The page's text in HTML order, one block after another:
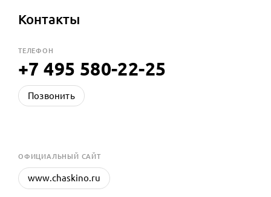
Контакты
ТЕЛЕФОН
+7 495 580-22-25
Позвонить
OФИЦИАЛЬНЫЙ САЙТ
www.chaskino.ru